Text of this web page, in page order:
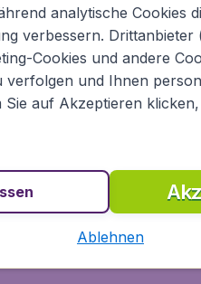
und Englisch.
Bitte informieren Sie
Landesvertretung.
über preisgünstige Auto-
analytische Cookies
verbessern. Drittanbieter
Cookies und andere
und Ihnen
Sie auf Akzeptieren
Ablehnen